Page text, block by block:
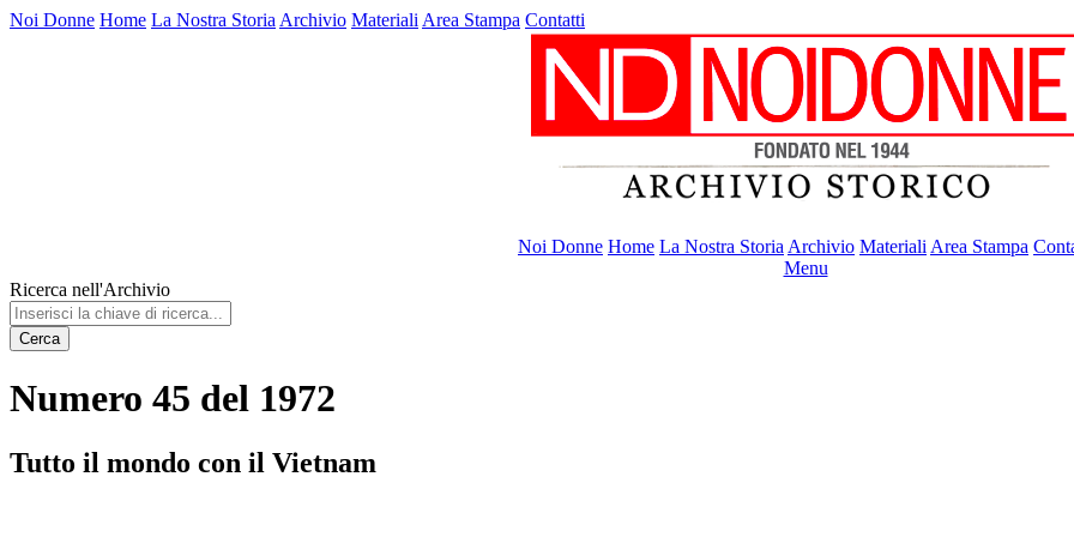
Noi Donne Home La Nostra Storia Archivio Materiali Area Stampa Contatti
Noi Donne Home La Nostra Storia Archivio Materiali Area Stampa
Menu
Ricerca nell'Archivio
Cerca
Numero 45 del 1972
Tutto il mondo con il Vietnam